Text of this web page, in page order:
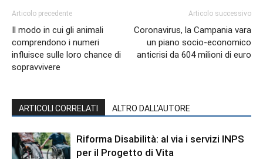
Articolo precedente
Il modo in cui gli animali
comprendono i numeri
influisce sulle loro chance di
sopravvivere
Articolo successivo
Coronavirus, la Campania vara
un piano socio-economico
anticrisi da 604 milioni di euro
ARTICOLI CORRELATI ALTRO DALL'AUTORE
Riforma Disabilità: al via i servizi INPS
per il Progetto di Vita